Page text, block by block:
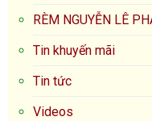
RÈM NGUYỄN LÊ
Tin khuyến mãi
Tin tức
Videos